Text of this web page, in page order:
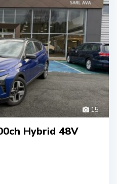
15
Hybrid 48V